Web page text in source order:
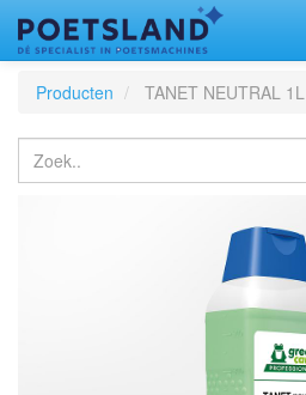
Producten
TANET NEUTRAL 1L